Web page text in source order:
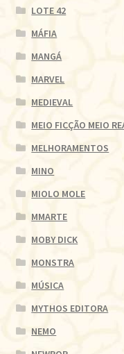
LOTE 42
MÁFIA
MANGÁ
MARVEL
MEDIEVAL
MEIO FICÇÃO MEIO
MELHORAMENTOS
MINO
MIOLO MOLE
MMARTE
MOBY DICK
MONSTRA
MÚSICA
MYTHOS EDITORA
NEMO